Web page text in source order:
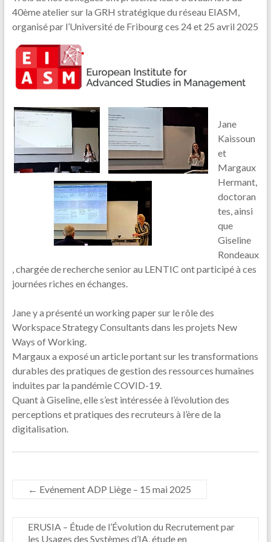
40ème atelier sur la GRH stratégique du réseau EIASM,
organisé par l’Université de Fribourg ces 24 et 25 avril 2025
Jane
Kaissoun
et
Margaux
Hermant,
doctoran
tes, ainsi
que
Giseline
Rondeaux
, chargée de recherche senior au LENTIC ont participé à ces
journées riches en échanges.
Jane y a présenté un working paper sur le rôle des
Workspace Strategy Consultants dans les projets New
Ways of Working.
Margaux a exposé un article portant sur les transformations
durables des pratiques de gestion des ressources humaines
induites par la pandémie COVID-19.
Quant à Giseline, elle s’est intéressée à l’évolution des
perceptions et pratiques des recruteurs à l’ère de la
digitalisation.
← Evénement ADP Liège – 15 mai 2025
ERUSIA – Étude de l’Évolution du Recrutement par